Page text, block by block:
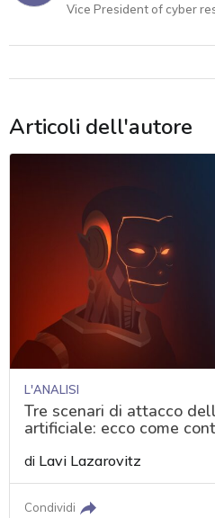
Vice President of cyber
Articoli dell'autore
L'ANALISI
Tre scenari di attacco
artificiale: ecco come
di Lavi Lazarovitz
Condividi